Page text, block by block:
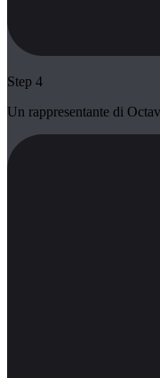
Step 4
Un rappresentante di